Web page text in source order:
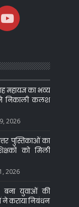
महायज्ञ का भव्य
निकाली कलश
2026
पुस्तिकाओं का
को मिली
2026
बना युवाओं की
ने कराया निबंधन